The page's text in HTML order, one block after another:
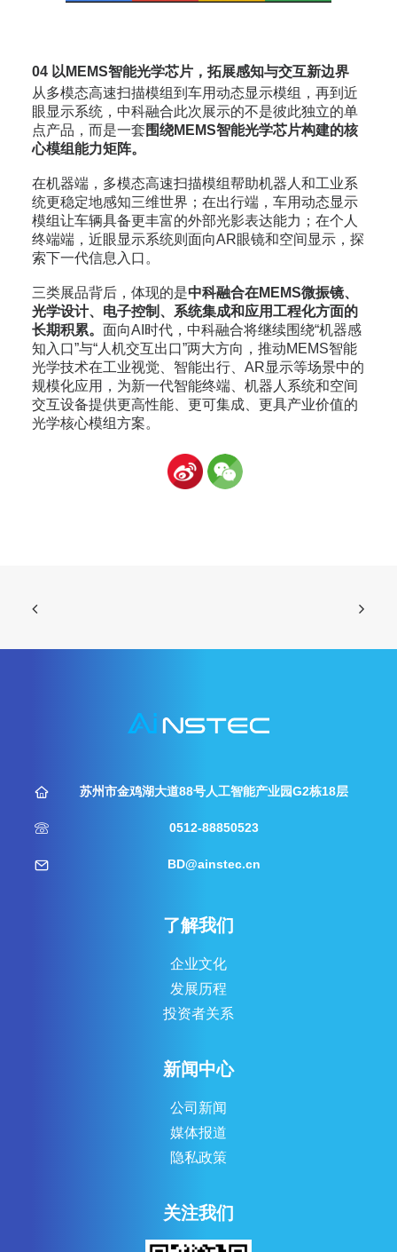
04 以MEMS智能光学芯片，拓展感知与交互新边界
从多模态高速扫描模组到车用动态显示模组，再到近
眼显示系统，中科融合此次展示的不是彼此独立的单
点产品，而是一套 围绕MEMS智能光学芯片构建的核
心模组能力矩阵。
在机器端，多模态高速扫描模组帮助机器人和工业系
统更稳定地感知三维世界；在出行端，车用动态显示
模组让车辆具备更丰富的外部光影表达能力；在个人
终端端，近眼显示系统则面向AR眼镜和空间显示，探
索下一代信息入口。
三类展品背后，体现的是中科融合在MEMS微振镜、
光学设计、电子控制、系统集成和应用工程化方面的
长期积累。 面向AI时代，中科融合将继续围绕“机器感
知入口”与“人机交互出口”两大方向，推动MEMS智能
光学技术在工业视觉、智能出行、AR显示等场景中的
规模化应用，为新一代智能终端、机器人系统和空间
交互设备提供更高性能、更可集成、更具产业价值的
光学核心模组方案。
苏州市金鸡湖大道88号人工智能产业园G2栋18层
0512-88850523
BD@ainstec.cn
了解我们
企业文化
发展历程
投资者关系
新闻中心
公司新闻
媒体报道
隐私政策
关注我们